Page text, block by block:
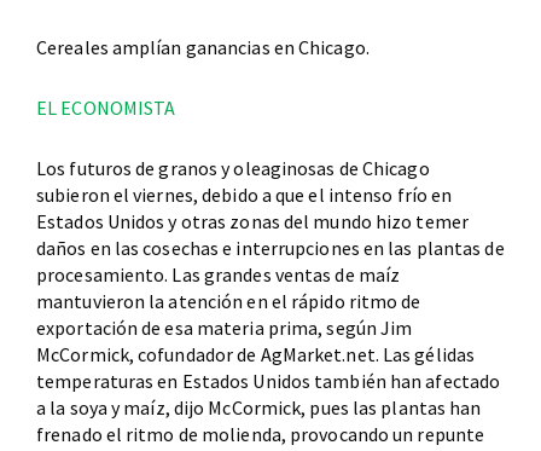
Cereales amplían ganancias en Chicago.
EL ECONOMISTA
Los futuros de granos y oleaginosas de Chicago
subieron el viernes, debido a que el intenso frío en
Estados Unidos y otras zonas del mundo hizo temer
daños en las cosechas e interrupciones en las plantas de
procesamiento. Las grandes ventas de maíz
mantuvieron la atención en el rápido ritmo de
exportación de esa materia prima, según Jim
McCormick, cofundador de AgMarket.net. Las gélidas
temperaturas en Estados Unidos también han afectado
a la soya y maíz, dijo McCormick, pues las plantas han
frenado el ritmo de molienda, provocando un repunte